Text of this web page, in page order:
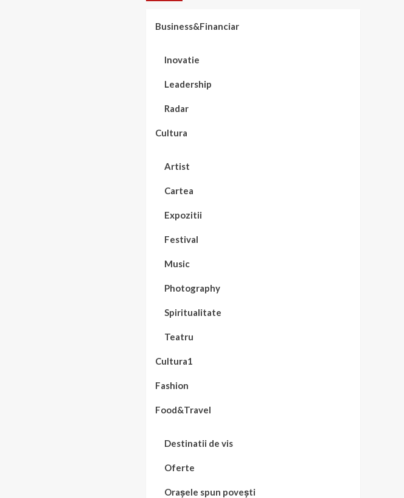
Business&Financiar
Inovatie
Leadership
Radar
Cultura
Artist
Cartea
Expozitii
Festival
Music
Photography
Spiritualitate
Teatru
Cultura1
Fashion
Food&Travel
Destinatii de vis
Oferte
Orașele spun povești